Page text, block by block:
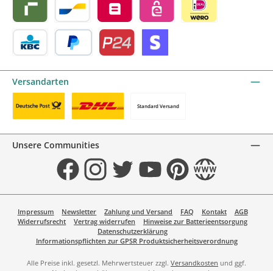
Riverty by mollieBancontact by mollie
Belfius by mollieeps by mollie
Versandarten
Standard Versand
Unsere Communities
FacebookInstagramTwitter YouTubePinterestWebsite
Impressum Newsletter Zahlung und Versand FAQ Kontakt
AGB
Widerrufsrecht
Vertrag widerrufen
Hinweise zur Batterieentsorgung
Datenschutzerklärung
Informationspflichten zur GPSR Produktsicherheitsverordnung
Alle Preise inkl. gesetzl. Mehrwertsteuer zzgl. Versandkosten und ggf.